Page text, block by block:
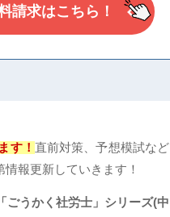
請求はこちら！
す！ 直前対策、予想模試など
報更新していきます！
「ごうかく社労士」シリーズ(中